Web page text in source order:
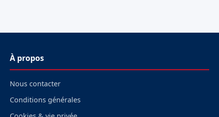
À propos
Nous contacter
Conditions générales